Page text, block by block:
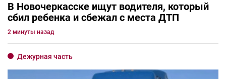
В Новочеркасске ищут водителя, который
сбил ребенка и сбежал с места ДТП
2 минуты назад
Дежурная часть